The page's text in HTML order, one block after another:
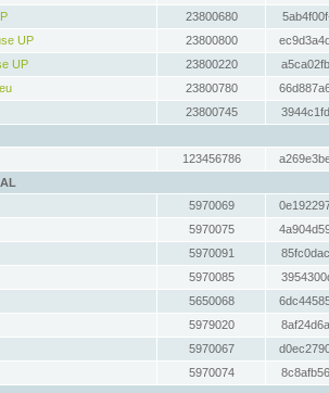
23800680
UP
23800800
UP
23800220
23800780
23800745
123456786
5970069
5970075
5970091
5970085
5650068
5979020
5970067
5970074